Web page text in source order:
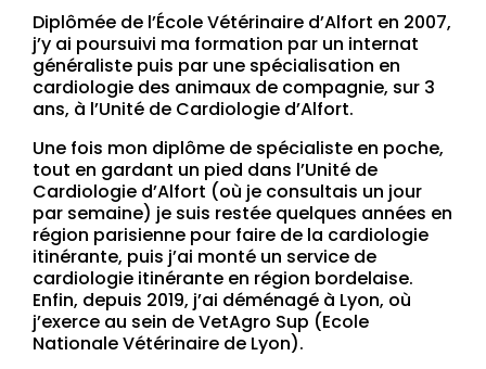
Diplômée de l’École Vétérinaire d’Alfort en 2007,
j’y ai poursuivi ma formation par un internat
généraliste puis par une spécialisation en
cardiologie des animaux de compagnie, sur 3
ans, à l’Unité de Cardiologie d’Alfort.
Une fois mon diplôme de spécialiste en poche,
tout en gardant un pied dans l’Unité de
Cardiologie d’Alfort (où je consultais un jour
par semaine) je suis restée quelques années en
région parisienne pour faire de la cardiologie
itinérante, puis j’ai monté un service de
cardiologie itinérante en région bordelaise.
Enfin, depuis 2019, j’ai déménagé à Lyon, où
j’exerce au sein de VetAgro Sup (Ecole
Nationale Vétérinaire de Lyon).